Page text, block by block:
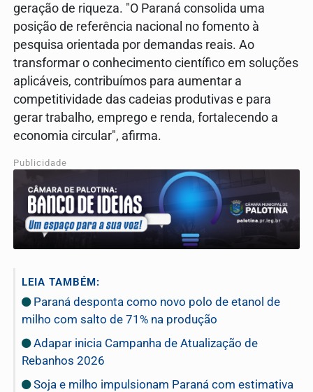
geração de riqueza. "O Paraná consolida uma
posição de referência nacional no fomento à
pesquisa orientada por demandas reais. Ao
transformar o conhecimento científico em soluções
aplicáveis, contribuímos para aumentar a
competitividade das cadeias produtivas e para
gerar trabalho, emprego e renda, fortalecendo a
economia circular", afirma.
Publicidade
LEIA TAMBÉM:
Paraná desponta como novo polo de etanol de
milho com salto de 71% na produção
Adapar inicia Campanha de Atualização de
Rebanhos 2026
Soja e milho impulsionam Paraná com estimativa